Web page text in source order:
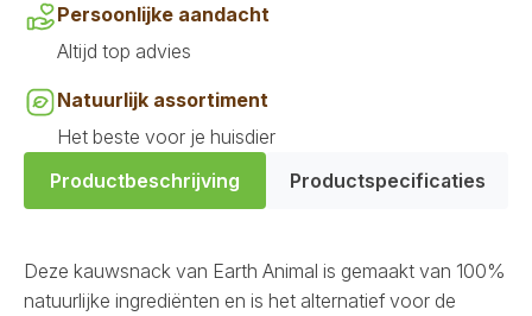
Persoonlijke aandacht
Altijd top advies
Natuurlijk assortiment
Het beste voor je huisdier
Productbeschrijving
Productspecificaties
Deze kauwsnack van Earth Animal is gemaakt van 100%
natuurlijke ingrediënten en is het alternatief voor de